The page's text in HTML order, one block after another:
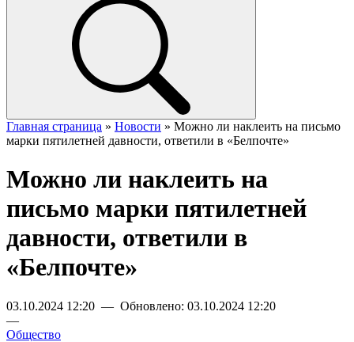
Главная страница » Новости » Можно ли наклеить на письмо
марки пятилетней давности, ответили в «Белпочте»
Можно ли наклеить на
письмо марки пятилетней
давности, ответили в
«Белпочте»
03.10.2024 12:20 — Обновлено: 03.10.2024 12:20
—
Общество